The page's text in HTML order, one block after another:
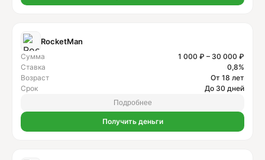
RocketMan
Сумма
1 000 ₽ – 30 000 ₽
Ставка
0,8%
Возраст
От 18 лет
Срок
До 30 дней
Подробнее
Получить деньги